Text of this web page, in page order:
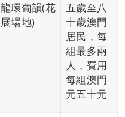
龍環葡韻(花
展場地)
五歲至八
十歲澳門
居民，每
組最多兩
人，費用
每組澳門
元五十元